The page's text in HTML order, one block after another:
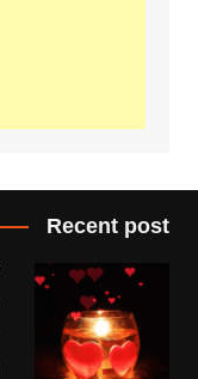
Recent post